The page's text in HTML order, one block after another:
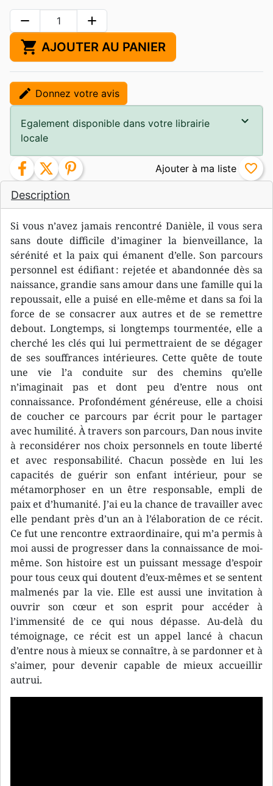
Description
Si vous n’avez jamais rencontré Danièle, il vous sera
sans doute difficile d’imaginer la bienveillance, la
sérénité et la paix qui émanent d’elle. Son parcours
personnel est édifiant : rejetée et abandonnée dès sa
naissance, grandie sans amour dans une famille qui la
repoussait, elle a puisé en elle-même et dans sa foi la
force de se consacrer aux autres et de se remettre
debout. Longtemps, si longtemps tourmentée, elle a
cherché les clés qui lui permettraient de se dégager
de ses souffrances intérieures. Cette quête de toute
une vie l’a conduite sur des chemins qu’elle
n’imaginait pas et dont peu d’entre nous ont
connaissance. Profondément généreuse, elle a choisi
de coucher ce parcours par écrit pour le partager
avec humilité. À travers son parcours, Dan nous invite
à reconsidérer nos choix personnels en toute liberté
et avec responsabilité. Chacun possède en lui les
capacités de guérir son enfant intérieur, pour se
métamorphoser en un être responsable, empli de
paix et d’humanité. J’ai eu la chance de travailler avec
elle pendant près d’un an à l’élaboration de ce récit.
Ce fut une rencontre extraordinaire, qui m’a permis à
moi aussi de progresser dans la connaissance de moi-
même. Son histoire est un puissant message d’espoir
pour tous ceux qui doutent d’eux-mêmes et se sentent
malmenés par la vie. Elle est aussi une invitation à
ouvrir son cœur et son esprit pour accéder à
l’immensité de ce qui nous dépasse. Au-delà du
témoignage, ce récit est un appel lancé à chacun
d’entre nous à mieux se connaître, à se pardonner et à
s’aimer, pour devenir capable de mieux accueillir
autrui.
remove add
shopping_cart AJOUTER AU PANIER
edit Donnez votre avis
Egalement disponible dans votre librairie
locale
facebook twitter pinterest favorite_border